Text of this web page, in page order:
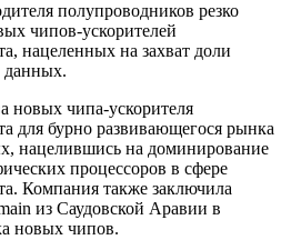
полупроводников резко
чипов-ускорителей
нацеленных на захват доли
данных.
новых чипа-ускорителя
для бурно развивающегося рынка
нацелившись на доминирование
процессоров в сфере
Компания также заключила
из Саудовской Аравии в
новых чипов.